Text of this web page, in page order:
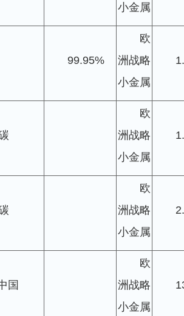
小金属
99.95%
欧
洲战略
小金属
欧
洲战略
小金属
欧
洲战略
小金属
国
欧
洲战略
小金属